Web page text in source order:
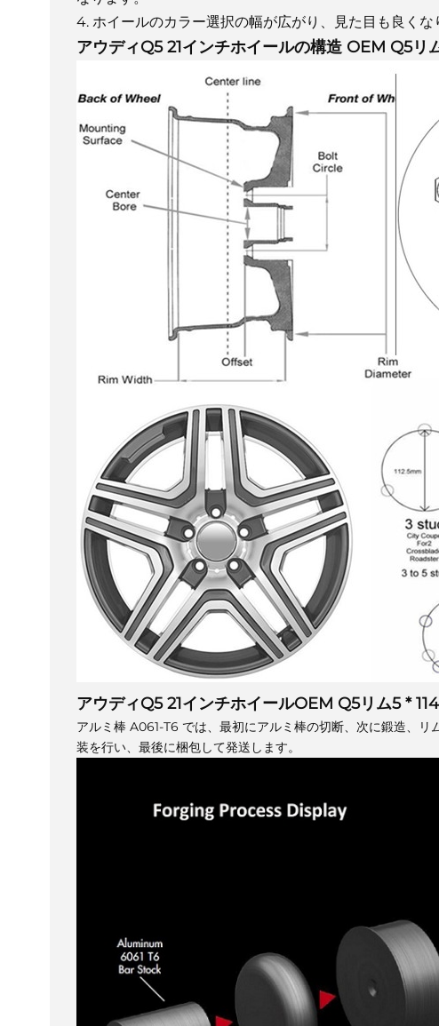
4. ホイールのカラー選択の幅が広がり、見た目も良くな
アウディQ5 21インチホイールの構造 OEM Q5リ
アウディQ5 21インチホイールOEM Q5リム5 *
アルミ棒 A061-T6 では、最初にアルミ棒の切断、次に鍛造、
装を行い、最後に梱包して発送します。